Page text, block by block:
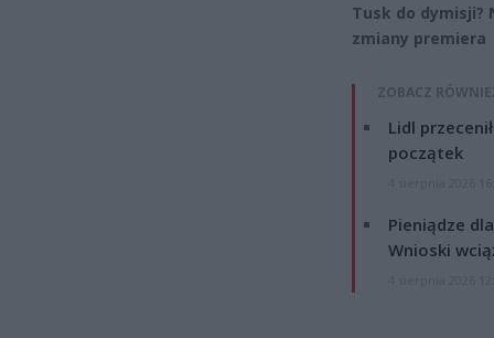
Tusk do dymisji?
zmiany premiera
ZOBACZ
Lidl
początek
Pieniądze
Wnioski